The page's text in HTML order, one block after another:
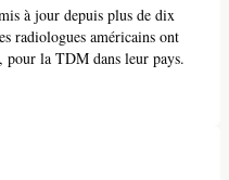
à jour depuis plus de dix
radiologues américains ont
la TDM dans leur pays.